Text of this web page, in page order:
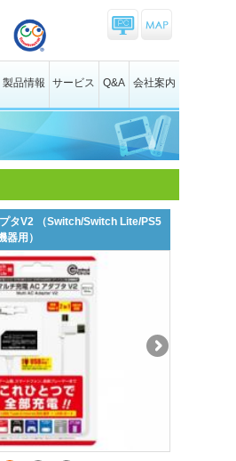
製品情報 サービス Q&A 会社案内
タV2 （Switch/Switch Lite/PS5
器用）